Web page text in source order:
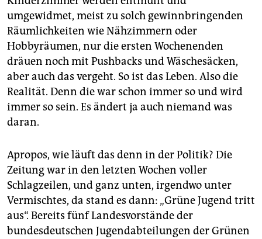
epaper login
umgewidmet, meist zu solch gewinnbringenden
Räumlichkeiten wie Nähzimmern oder
Hobbyräumen, nur die ersten Wochenenden
dräuen noch mit Pushbacks und Wäschesäcken,
aber auch das vergeht. So ist das Leben. Also die
Realität. Denn die war schon immer so und wird
immer so sein. Es ändert ja auch niemand was
daran.
Apropos, wie läuft das denn in der Politik? Die
Zeitung war in den letzten Wochen voller
Schlagzeilen, und ganz unten, irgendwo unter
Vermischtes, da stand es dann: „Grüne Jugend tritt
aus“. Bereits fünf Landesvorstände der
bundesdeutschen Jugendabteilungen der Grünen